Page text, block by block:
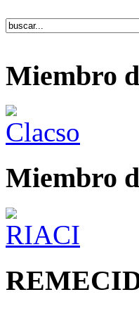
Miembro
Miembro